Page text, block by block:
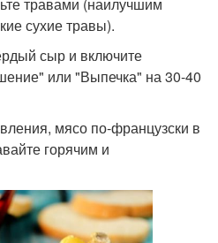
сухие травы).
сыр и включите
или "Выпечка" на 30-40
мясо по-французски в
горячим и